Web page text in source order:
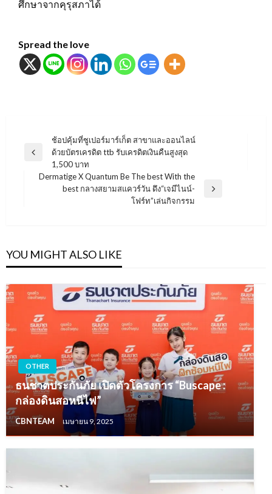
ศึกษาจากคุรุสภาได้
Spread the love
แนะแนว
เรื่อง
Previous
ช้อปคุ้มที่ซูเปอร์มาร์เก็ต สาขาและออนไลน์
ด้วยบัตรเครดิต ttb รับเครดิตเงินคืนสูงสุด
1,500 บาท
Dermatige X Quantum Be The best With the
best กลางสยามสแควร์วัน ดึง“เจมีไนน์-
โฟร์ท”เล่นกิจกรรม
YOU MIGHT ALSO LIKE
OTHER
ธนชาตประกันภัย เปิดตัวโครงการ “Buscape :
กล่องดินสอหนีไฟ”
CBNTEAM เมษายน 9, 2025